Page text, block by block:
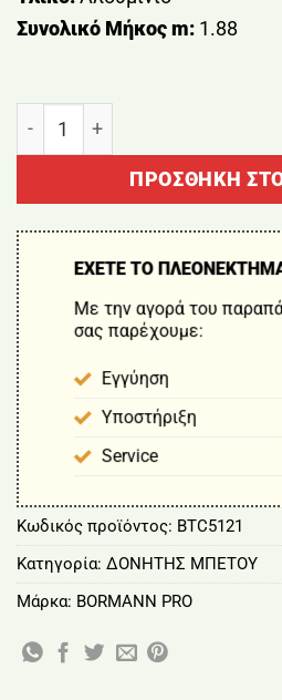
Συνολικό Μήκος m: 1.88
ΠΡΟΣΘΉΚΗ
ΕΧΕΤΕ ΤΟ
Με την αγορά του
σας παρέχουμε:
Εγγύηση
Υποστήριξη
Service
Κωδικός προϊόντος: BTC5121
Κατηγορία: ΔΟΝΗΤΗΣ ΜΠΕΤΟΥ
Μάρκα: BORMANN PRO